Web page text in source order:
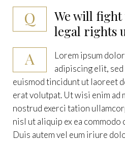
Q
We will
legal rights
A
Lorem ipsum
adipiscing elit,
euismod tincidunt ut laoreet
erat volutpat. Ut wisi enim ad
nostrud exerci tation
nisl ut aliquip ex ea commodo
Duis autem vel eum iriure